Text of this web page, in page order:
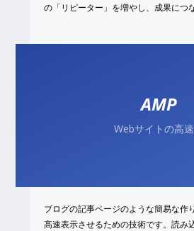
の「リピーター」を増やし、成果につ
AMP
Webサイトの高
ブログの記事ページのような簡易な作
高速表示させるための技術です。読み